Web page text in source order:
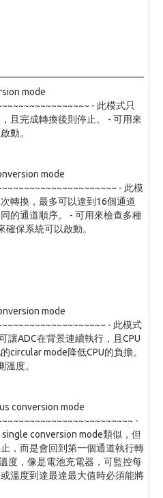
mode
- 此模式只
且完成轉換後則停止。 - 可用來
動。
mode
- 此模
轉換，最多可以達到16個通道
的通道順序。 - 可用來檢查多種
保系統可以啟動。
mode
- 此模式
讓ADC在背景連續執行，且CPU
circular mode降低CPU的負擔。
度。
conversion mode
-
conversion mode類似，但
，而是會回到第一個通道執行轉
度，像是電池充電器，可監控每
溫度到達最達最大值時必須能將